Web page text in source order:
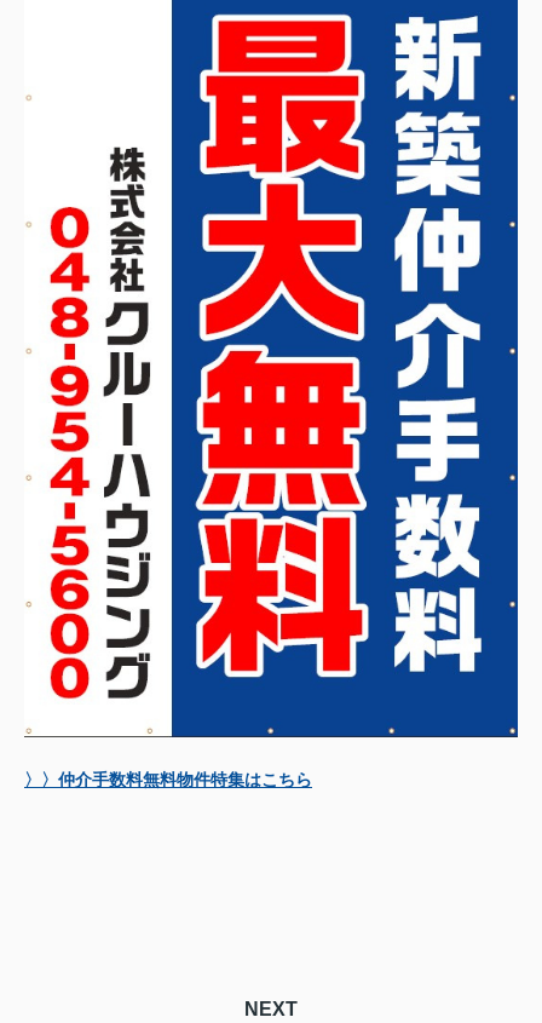
〉〉仲介手数料無料物件特集はこちら
NEXT